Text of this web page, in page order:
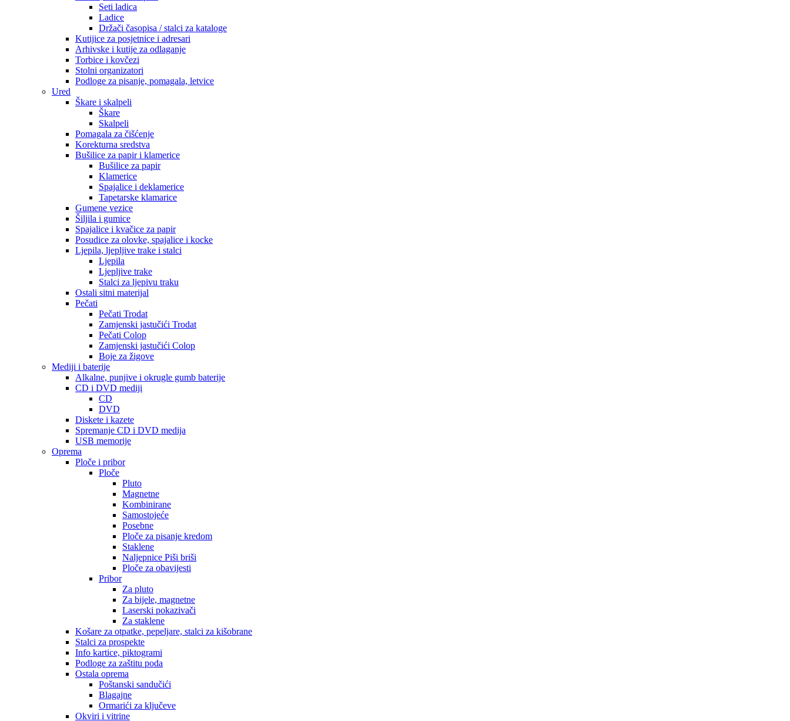
Seti ladica
Ladice
Držači časopisa / stalci za kataloge
Kutijice za posjetnice i adresari
Arhivske i kutije za odlaganje
Torbice i kovčezi
Stolni organizatori
Podloge za pisanje, pomagala, letvice
Ured
Škare i skalpeli
Škare
Skalpeli
Pomagala za čišćenje
Korekturna sredstva
Bušilice za papir i klamerice
Bušilice za papir
Klamerice
Spajalice i deklamerice
Tapetarske klamarice
Gumene vezice
Šiljila i gumice
Spajalice i kvačice za papir
Posudice za olovke, spajalice i kocke
Ljepila, ljepljive trake i stalci
Ljepila
Ljepljive trake
Stalci za ljepivu traku
Ostali sitni materijal
Pečati
Pečati Trodat
Zamjenski jastučići Trodat
Pečati Colop
Zamjenski jastučići Colop
Boje za žigove
Mediji i baterije
Alkalne, punjive i okrugle gumb baterije
CD i DVD mediji
CD
DVD
Diskete i kazete
Spremanje CD i DVD medija
USB memorije
Oprema
Ploče i pribor
Ploče
Pluto
Magnetne
Kombinirane
Samostojeće
Posebne
Ploče za pisanje kredom
Staklene
Naljepnice Piši briši
Ploče za obavijesti
Pribor
Za pluto
Za bijele, magnetne
Laserski pokazivači
Za staklene
Košare za otpatke, pepeljare, stalci za kišobrane
Stalci za prospekte
Info kartice, piktogrami
Podloge za zaštitu poda
Ostala oprema
Poštanski sandučići
Blagajne
Ormarići za ključeve
Okviri i vitrine